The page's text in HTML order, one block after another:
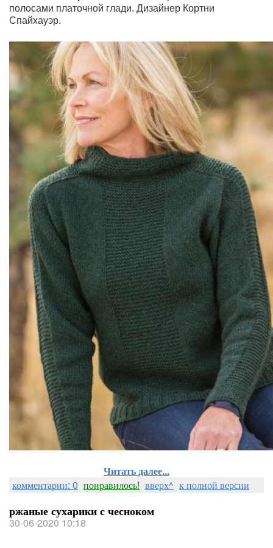
полосами платочной глади. Дизайнер Кортни
Спайхауэр.
Читать далее...
комментарии: 0 понравилось! вверх^ к полной версии
ржаные сухарики с чесноком
30-06-2020 10:18